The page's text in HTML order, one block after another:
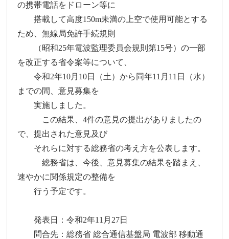
の携帯電話をドローン等に
搭載して高度150m未満の上空で使用可能とする
ため、無線局免許手続規則
（昭和25年電波監理委員会規則第15号）の一部
を改正する省令案等について、
令和2年10月10日（土）から同年11月11日（水）
までの間、意見募集を
実施しました。
この結果、4件の意見の提出がありましたの
で、提出された意見及び
それらに対する総務省の考え方を公表します。
総務省は、今後、意見募集の結果を踏まえ、
速やかに関係規定の整備を
行う予定です。
発表日：令和2年11月27日
問合先：総務省 総合通信基盤局 電波部 移動通